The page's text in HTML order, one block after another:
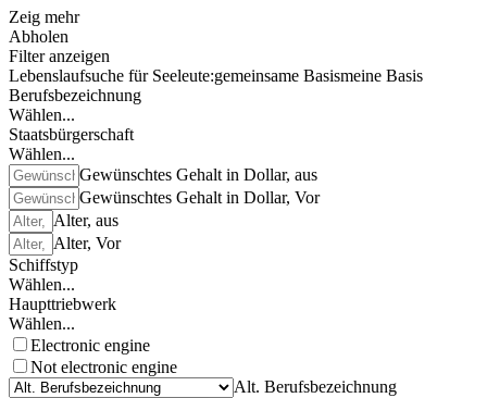
Zeig mehr
Abholen
Filter anzeigen
Lebenslaufsuche für Seeleute:gemeinsame Basismeine Basis
Berufsbezeichnung
Wählen...
Staatsbürgerschaft
Wählen...
Gewünschtes Gehalt in Dollar, aus
Gewünschtes Gehalt in Dollar, Vor
Alter, aus
Alter, Vor
Schiffstyp
Wählen...
Haupttriebwerk
Wählen...
Electronic engine
Not electronic engine
Alt. Berufsbezeichnung